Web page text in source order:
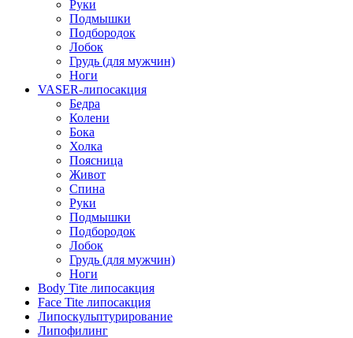
Руки
Подмышки
Подбородок
Лобок
Грудь (для мужчин)
Ноги
VASER-липосакция
Бедра
Колени
Бока
Холка
Поясница
Живот
Спина
Руки
Подмышки
Подбородок
Лобок
Грудь (для мужчин)
Ноги
Body Tite липосакция
Face Tite липосакция
Липоскульптурирование
Липофилинг